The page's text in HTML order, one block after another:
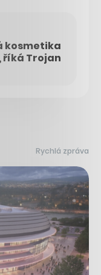
kosmetika
říká Trojan
Rychlá zpráva